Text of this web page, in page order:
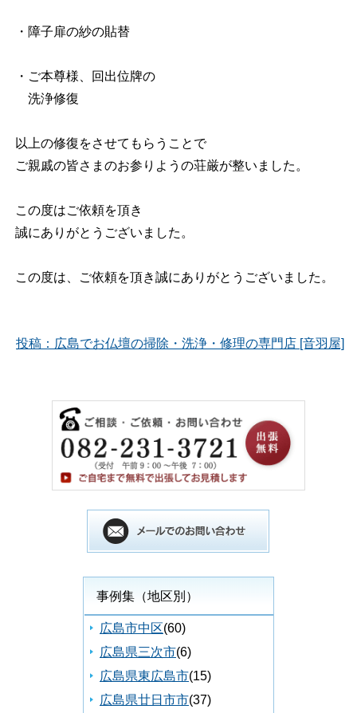
・障子扉の紗の貼替
・ご本尊様、回出位牌の
洗浄修復
以上の修復をさせてもらうことで
ご親戚の皆さまのお参りようの荘厳が整いました。
この度はご依頼を頂き
誠にありがとうございました。
この度は、ご依頼を頂き誠にありがとうございました。
投稿：広島でお仏壇の掃除・洗浄・修理の専門店 [音羽屋]
事例集（地区別）
広島市中区(60)
広島県三次市(6)
広島県東広島市(15)
広島県廿日市市(37)